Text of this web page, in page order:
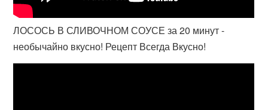
ЛОСОСЬ В СЛИВОЧНОМ СОУСЕ за 20 минут -
необычайно вкусно! Рецепт Всегда Вкусно!